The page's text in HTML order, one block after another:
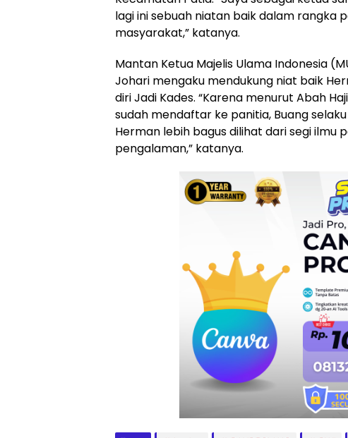
lagi ini sebuah niatan baik dalam rangka
masyarakat,” katanya.
Mantan Ketua Majelis Ulama Indonesia
Johari mengaku mendukung niat baik
diri Jadi Kades. “Karena menurut Abah
sudah mendaftar ke panitia, Buang
Herman lebih bagus dilihat dari segi ilmu
pengalaman,” katanya.